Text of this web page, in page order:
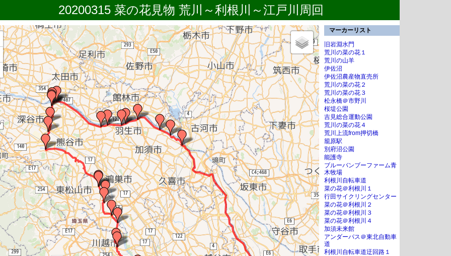
20200315 菜の花見物 荒川～利根川～江戸川周回
マーカーリスト
旧岩淵水門
荒川の菜の花１
荒川の山羊
伊佐沼
伊佐沼農産物直売所
荒川の菜の花２
荒川の菜の花３
松永橋＠市野川
桜堤公園
吉見総合運動公園
荒川の菜の花４
荒川上流from押切橋
籠原駅
別府沼公園
能護寺
ブルーバンブーファーム青
木牧場
利根川自転車道
菜の花＠利根川１
行田サイクリングセンター
菜の花＠利根川２
菜の花＠利根川３
菜の花＠利根川４
加須未来館
アンダーパス＠東北自動車
道
利根川自転車道迂回路１